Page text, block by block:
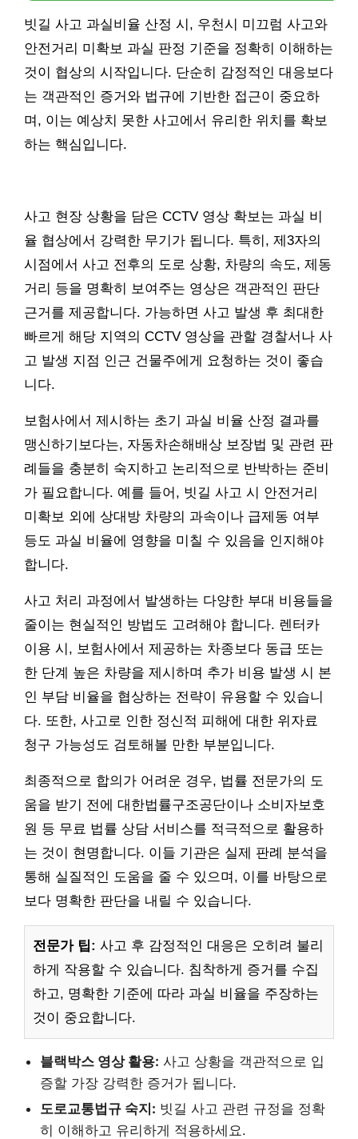
빗길 사고 과실비율 산정 시, 우천시 미끄럼 사고와
안전거리 미확보 과실 판정 기준을 정확히 이해하는
것이 협상의 시작입니다. 단순히 감정적인 대응보다
는 객관적인 증거와 법규에 기반한 접근이 중요하
며, 이는 예상치 못한 사고에서 유리한 위치를 확보
하는 핵심입니다.
사고 현장 상황을 담은 CCTV 영상 확보는 과실 비
율 협상에서 강력한 무기가 됩니다. 특히, 제3자의
시점에서 사고 전후의 도로 상황, 차량의 속도, 제동
거리 등을 명확히 보여주는 영상은 객관적인 판단
근거를 제공합니다. 가능하면 사고 발생 후 최대한
빠르게 해당 지역의 CCTV 영상을 관할 경찰서나 사
고 발생 지점 인근 건물주에게 요청하는 것이 좋습
니다.
보험사에서 제시하는 초기 과실 비율 산정 결과를
맹신하기보다는, 자동차손해배상 보장법 및 관련 판
례들을 충분히 숙지하고 논리적으로 반박하는 준비
가 필요합니다. 예를 들어, 빗길 사고 시 안전거리
미확보 외에 상대방 차량의 과속이나 급제동 여부
등도 과실 비율에 영향을 미칠 수 있음을 인지해야
합니다.
사고 처리 과정에서 발생하는 다양한 부대 비용들을
줄이는 현실적인 방법도 고려해야 합니다. 렌터카
이용 시, 보험사에서 제공하는 차종보다 동급 또는
한 단계 높은 차량을 제시하며 추가 비용 발생 시 본
인 부담 비율을 협상하는 전략이 유용할 수 있습니
다. 또한, 사고로 인한 정신적 피해에 대한 위자료
청구 가능성도 검토해볼 만한 부분입니다.
최종적으로 합의가 어려운 경우, 법률 전문가의 도
움을 받기 전에 대한법률구조공단이나 소비자보호
원 등 무료 법률 상담 서비스를 적극적으로 활용하
는 것이 현명합니다. 이들 기관은 실제 판례 분석을
통해 실질적인 도움을 줄 수 있으며, 이를 바탕으로
보다 명확한 판단을 내릴 수 있습니다.
전문가 팁: 사고 후 감정적인 대응은 오히려 불리
하게 작용할 수 있습니다. 침착하게 증거를 수집
하고, 명확한 기준에 따라 과실 비율을 주장하는
것이 중요합니다.
블랙박스 영상 활용: 사고 상황을 객관적으로 입
증할 가장 강력한 증거가 됩니다.
도로교통법규 숙지: 빗길 사고 관련 규정을 정확
히 이해하고 유리하게 적용하세요.